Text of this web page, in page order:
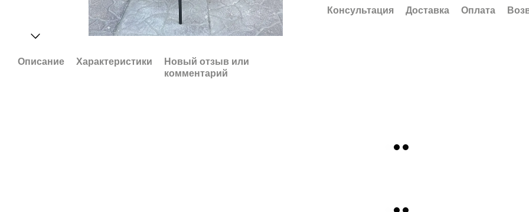
Описание Характеристики
Новый отзыв или
комментарий
Консультация Доставка Оплата